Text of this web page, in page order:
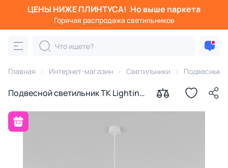
ЦЕНЫ НИЖЕ ПЛИНТУСА! Но выше паркета
Горячая распродажа светильников
Главная Интернет-магазин Светильники Подвесные
Подвесной светильник TK Lighting